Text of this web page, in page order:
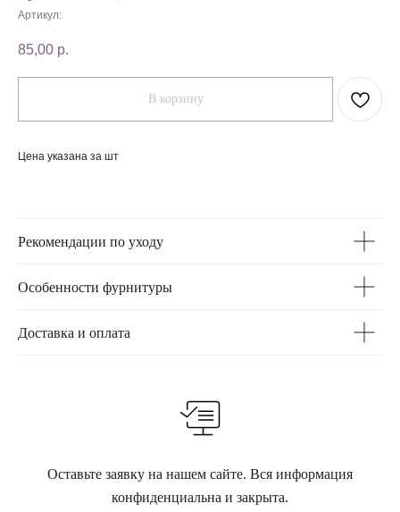
Артикул:
85,00 р.
В корзину
Цена указана за шт
Рекомендации по уходу
Особенности фурнитуры
Доставка и оплата
Оставьте заявку на нашем сайте. Вся информация
конфиденциальна и закрыта.